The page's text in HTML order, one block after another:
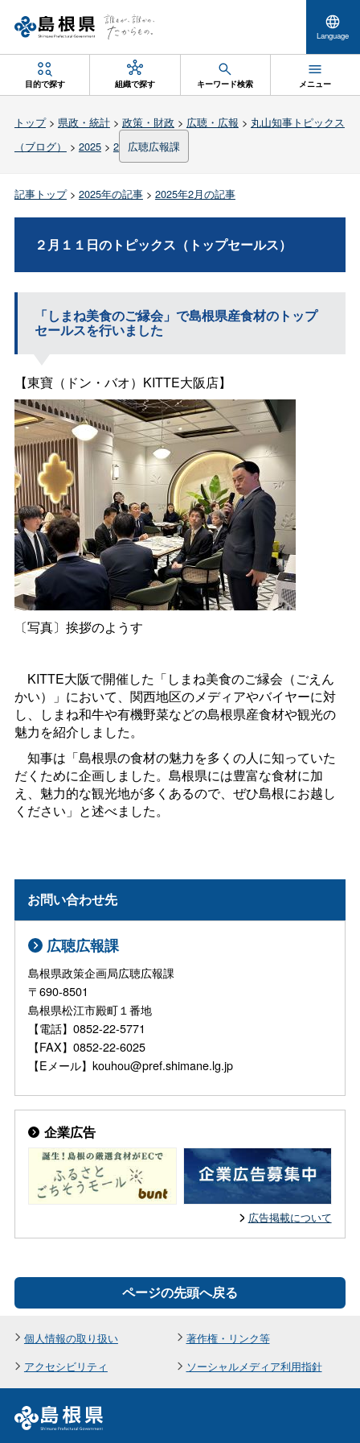
Language
目的で探す 組織で探す キーワード検索 メニュー
トップ> 県政・統計> 政策・財政 > 広聴・広報 > 丸山知事トピックス
（ブログ）
> 2025> 2 広聴広報課
記事トップ> 2025年の記事> 2025年2月の記事
２月１１日のトピックス（トップセールス）
「しまね美食のご縁会」で島根県産食材のトップ
セールスを行いました
【東寶（ドン・バオ）KITTE大阪店】
〔写真〕挨拶のようす
KITTE大阪で開催した「しまね美食のご縁会（ごえん
かい）」において、関西地区のメディアやバイヤーに対
し、しまね和牛や有機野菜などの島根県産食材や観光の
魅力を紹介しました。
知事は「島根県の食材の魅力を多くの人に知っていた
だくために企画しました。島根県には豊富な食材に加
え、魅力的な観光地が多くあるので、ぜひ島根にお越し
ください」と述べました。
お問い合わせ先
広聴広報課
島根県政策企画局広聴広報課
〒690-8501
島根県松江市殿町１番地
【電話】0852-22-5771
【FAX】0852-22-6025
【Eメール】kouhou@pref.shimane.lg.jp
企業広告
広告掲載について
ページの先頭へ戻る
個人情報の取り扱い
著作権・リンク等
アクセシビリティ
ソーシャルメディア利用指針